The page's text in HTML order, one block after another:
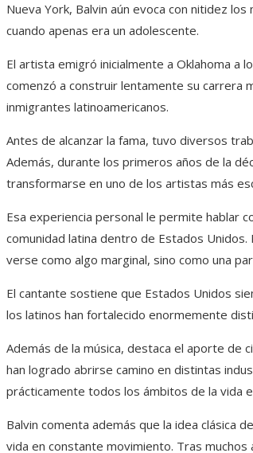
Nueva York, Balvin aún evoca con nitidez
cuando apenas era un adolescente.
El artista emigró inicialmente a Oklahoma a
comenzó a construir lentamente su carrera
inmigrantes latinoamericanos.
Antes de alcanzar la fama, tuvo diversos
Además, durante los primeros años de la
transformarse en uno de los artistas más
Esa experiencia personal le permite hablar
comunidad latina dentro de Estados
verse como algo marginal, sino como una
El cantante sostiene que Estados Unidos
los latinos han fortalecido enormemente
Además de la música, destaca el aporte
han logrado abrirse camino en distintas
prácticamente todos los ámbitos de la vida
Balvin comenta además que la idea clásica
vida en constante movimiento. Tras